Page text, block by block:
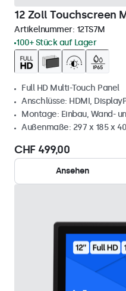
12 Zoll Touchscreen
Artikelnummer: 12TS7M
100+ Stück auf Lager
Full HD Multi-Touch Panel
Anschlüsse: HDMI,
Montage: Einbau, Wand-
Außenmaße: 297 x 185 x
CHF 499,00
Ansehen